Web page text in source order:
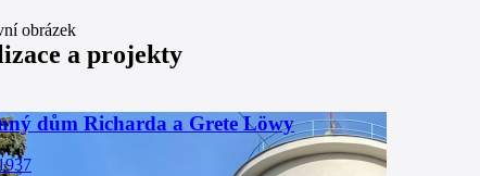
a projekty
dům Richarda a Grete Löwy